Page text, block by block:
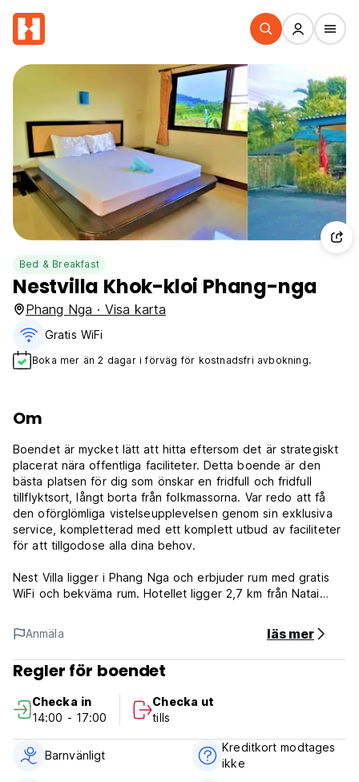
Bed & Breakfast
Nestvilla Khok-kloi Phang-nga
Phang Nga · Visa karta
Gratis WiFi
Boka mer än 2 dagar i förväg för kostnadsfri avbokning.
Om
Boendet är mycket lätt att hitta eftersom det är strategiskt
placerat nära offentliga faciliteter. Detta boende är den
bästa platsen för dig som önskar en fridfull och fridfull
tillflyktsort, långt borta från folkmassorna. Var redo att få
den oförglömliga vistelseupplevelsen genom sin exklusiva
service, kompletterad med ett komplett utbud av faciliteter
för att tillgodose alla dina behov.
Nest Villa ligger i Phang Nga och erbjuder rum med gratis
WiFi och bekväma rum. Hotellet ligger 2,7 km från Natai
en platt-TV med kabelkanaler. I det egna badrummet finns
dusch och varmvatten.
Fastighetsvillkor och policyer:
1) Incheckning från kl. 14.00
2) Utcheckning före kl. 12.00
3) Receptionens arbetstid: 8.00 – 17.00
4) Betalning vid ankomst: Endast kontanter.
5) Avbokning eller ändring måste göras 24 timmar i förväg
Anmäla läs mer
Regler för boendet
Checka in
14:00 - 17:00
Checka ut
tills
Barnvänligt
Kreditkort modtages
ikke